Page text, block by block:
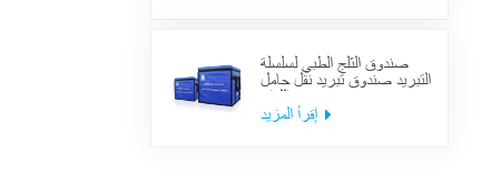
صندوق الثلج الطبي لسلسلة
التبريد صندوق تبريد نقل حامل
اللقاح
إقرأ المزيد